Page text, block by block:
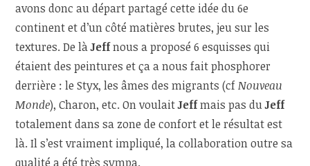
avons donc au départ partagé cette idée du 6e
continent et d’un côté matières brutes, jeu sur les
textures. De làJeffnous a proposé 6 esquisses qui
étaient des peintures et ça a nous fait phosphorer
derrière : le Styx, les âmes des migrants (cfNouveau
Monde), Charon, etc. On voulaitJeffmais pas duJeff
totalement dans sa zone de confort et le résultat est
là. Il s’est vraiment impliqué, la collaboration outre sa
qualité a été très sympa.